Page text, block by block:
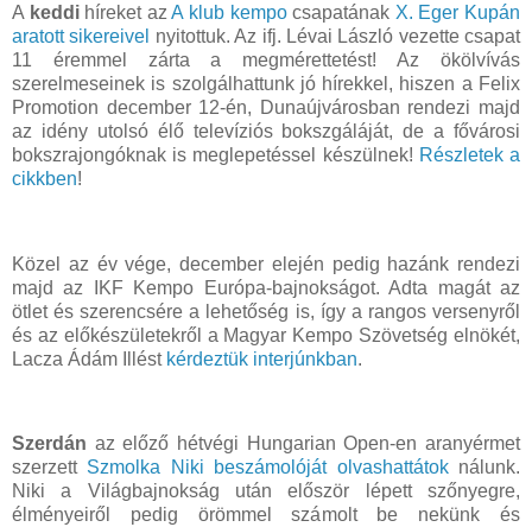
A keddihíreket azA klub kempocsapatának X. Eger Kupán
aratott sikereivel nyitottuk. Az ifj. Lévai László vezette csapat
11 éremmel zárta a megmérettetést! Az ökölvívás
szerelmeseinek is szolgálhattunk jó hírekkel, hiszen a Felix
Promotion december 12-én, Dunaújvárosban rendezi majd
az idény utolsó élő televíziós bokszgáláját, de a fővárosi
bokszrajongóknak is meglepetéssel készülnek! Részletek a
cikkben!
Közel az év vége, december elején pedig hazánk rendezi
majd az IKF Kempo Európa-bajnokságot. Adta magát az
ötlet és szerencsére a lehetőség is, így a rangos versenyről
és az előkészületekről a Magyar Kempo Szövetség elnökét,
Lacza Ádám Illést kérdeztük interjúnkban.
Szerdán az előző hétvégi Hungarian Open-en aranyérmet
szerzett Szmolka Niki beszámolóját olvashattátoknálunk.
Niki a Világbajnokság után először lépett szőnyegre,
élményeiről pedig örömmel számolt be nekünk és